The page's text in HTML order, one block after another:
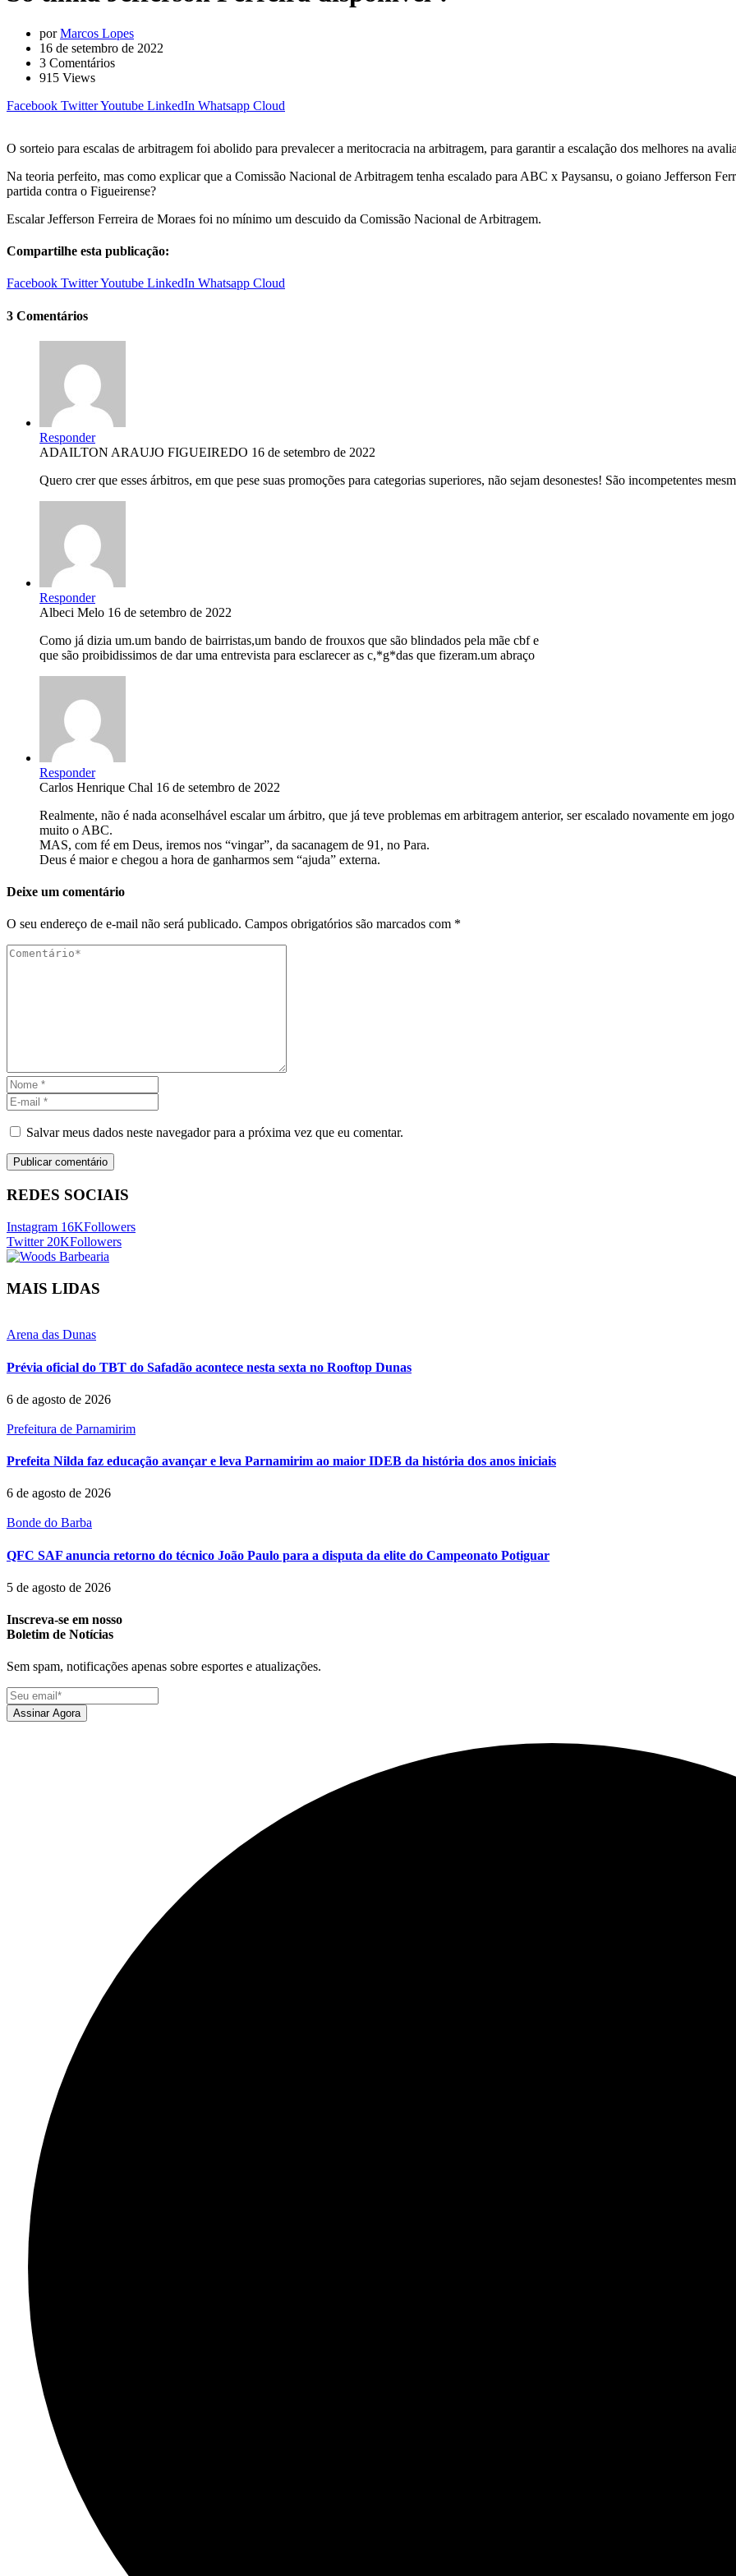
porMarcos Lopes
16 de setembro de 2022
3 Comentários
915 Views
Facebook TwitterYoutube LinkedIn Whatsapp Cloud
O sorteio para escalas de arbitragem foi abolido para prevalecer a meritocracia na arbitragem, para garantir a escalação dos melhores na
Na teoria perfeito, mas como explicar que a Comissão Nacional de Arbitragem tenha escalado para ABC x Paysansu, o goiano Jefferson
partida contra o Figueirense?
Escalar Jefferson Ferreira de Moraes foi no mínimo um descuido da Comissão Nacional de Arbitragem.
Compartilhe esta publicação:
Facebook TwitterYoutube LinkedIn Whatsapp Cloud
3 Comentários
Responder
ADAILTON ARAUJO FIGUEIREDO 16 de setembro de 2022
Quero crer que esses árbitros, em que pese suas promoções para categorias superiores, não sejam desonestes! São incompetentes
Responder
Albeci Melo 16 de setembro de 2022
Como já dizia um.um bando de bairristas,um bando de frouxos que são blindados pela mãe cbf e
que são proibidissimos de dar uma entrevista para esclarecer as c,*g*das que fizeram.um abraço
Responder
Carlos Henrique Chal 16 de setembro de 2022
Realmente, não é nada aconselhável escalar um árbitro, que já teve problemas em arbitragem anterior, ser escalado novamente em
muito o ABC.
MAS, com fé em Deus, iremos nos “vingar”, da sacanagem de 91, no Para.
Deus é maior e chegou a hora de ganharmos sem “ajuda” externa.
Deixe um comentário
O seu endereço de e-mail não será publicado. Campos obrigatórios são marcados com *
Salvar meus dados neste navegador para a próxima vez que eu comentar.
REDES SOCIAIS
Instagram 16KFollowers
Twitter 20KFollowers
MAIS LIDAS
Arena das Dunas
Prévia oficial do TBT do Safadão acontece nesta sexta no Rooftop Dunas
6 de agosto de 2026
Prefeitura de Parnamirim
Prefeita Nilda faz educação avançar e leva Parnamirim ao maior IDEB da história dos anos iniciais
6 de agosto de 2026
Bonde do Barba
QFC SAF anuncia retorno do técnico João Paulo para a disputa da elite do Campeonato Potiguar
5 de agosto de 2026
Inscreva-se em nosso
Boletim de Notícias
Sem spam, notificações apenas sobre esportes e atualizações.
Assinar Agora